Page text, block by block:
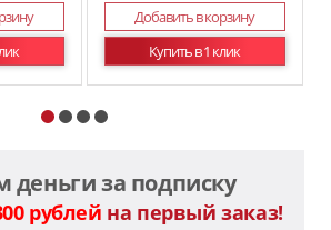
Добавить в корзину
Купить в 1 клик
деньги за подписку
рублей на первый заказ!